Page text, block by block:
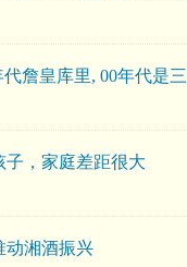
詹皇库里, 00年代是
子，家庭差距很大
动湘酒振兴